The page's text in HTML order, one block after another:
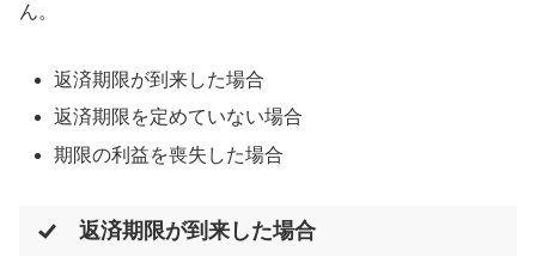
ん。
返済期限が到来した場合
返済期限を定めていない場合
期限の利益を喪失した場合
返済期限が到来した場合